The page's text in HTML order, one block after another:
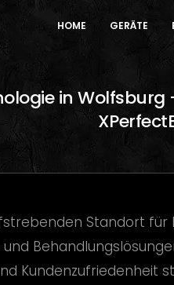
HOME GERÄTE
in
Standort für
Kundenzufriedenheit